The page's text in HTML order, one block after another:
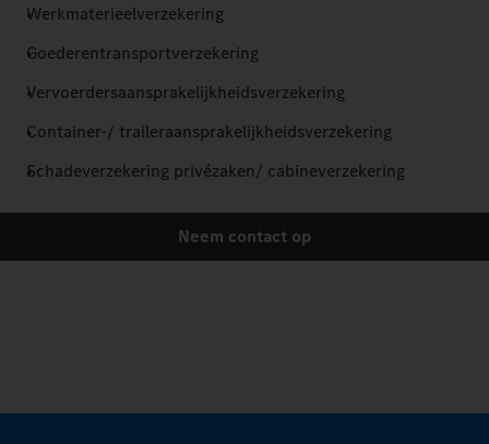
Werkmaterieelverzekering
Goederentransportverzekering
Vervoerdersaansprakelijkheidsverzekering
Container-/ traileraansprakelijkheidsverzekering
Schadeverzekering privézaken/ cabineverzekering
Neem contact op